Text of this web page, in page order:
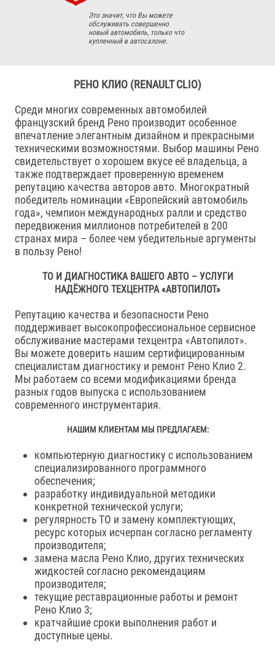
Это значит, что Вы можете
обслуживать совершенно
новый автомобиль, только что
купленный в автосалоне.
РЕНО КЛИО (RENAULT CLIO)
Среди многих современных автомобилей
французский бренд Рено производит особенное
впечатление элегантным дизайном и прекрасными
техническими возможностями. Выбор машины Рено
свидетельствует о хорошем вкусе её владельца, а
также подтверждает проверенную временем
репутацию качества авторов авто. Многократный
победитель номинации «Европейский автомобиль
года», чемпион международных ралли и средство
передвижения миллионов потребителей в 200
странах мира – более чем убедительные аргументы
в пользу Рено!
ТО И ДИАГНОСТИКА ВАШЕГО АВТО – УСЛУГИ
НАДЁЖНОГО ТЕХЦЕНТРА «АВТОПИЛОТ»
Репутацию качества и безопасности Рено
поддерживает высокопрофессиональное сервисное
обслуживание мастерами техцентра «Автопилот».
Вы можете доверить нашим сертифицированным
специалистам диагностику и ремонт Рено Клио 2.
Мы работаем со всеми модификациями бренда
разных годов выпуска с использованием
современного инструментария.
НАШИМ КЛИЕНТАМ МЫ ПРЕДЛАГАЕМ:
компьютерную диагностику с использованием
специализированного программного
обеспечения;
разработку индивидуальной методики
конкретной технической услуги;
регулярность ТО и замену комплектующих,
ресурс которых исчерпан согласно регламенту
производителя;
замена масла Рено Клио, других технических
жидкостей согласно рекомендациям
производителя;
текущие реставрационные работы и ремонт
Рено Клио 3;
кратчайшие сроки выполнения работ и
доступные цены.